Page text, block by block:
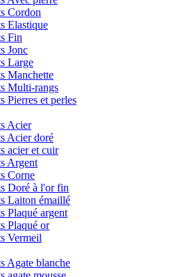
Cordon
Elastique
Fin
Jonc
Large
Manchette
Multi-rangs
Pierres et perles
Acier
Acier doré
acier et cuir
Argent
Corne
Doré à l'or fin
Laiton émaillé
Plaqué argent
Plaqué or
Vermeil
Agate blanche